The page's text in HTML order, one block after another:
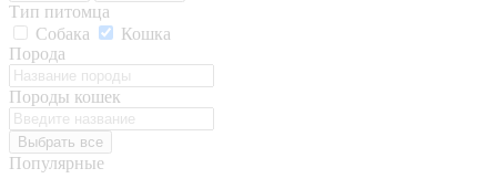
Тип питомца
Собака
Кошка
Порода
Породы кошек
Выбрать все
Популярные